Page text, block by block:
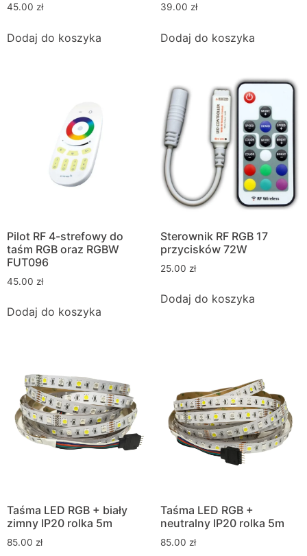
45.00 zł
Dodaj do koszyka
39.00 zł
Dodaj do koszyka
Pilot RF 4-strefowy do
taśm RGB oraz RGBW
FUT096
45.00 zł
Dodaj do koszyka
Sterownik RF RGB 17
przycisków 72W
25.00 zł
Dodaj do koszyka
Taśma LED RGB + biały
zimny IP20 rolka 5m
85.00 zł
Taśma LED RGB +
neutralny IP20 rolka 5m
85.00 zł